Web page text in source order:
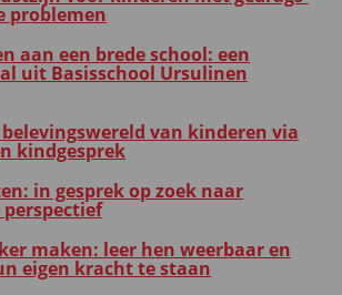
problemen
aan een brede school: een
uit Basisschool Ursulinen
van kinderen via
kindgesprek
in gesprek op zoek naar
maken: leer hen weerbaar en
eigen kracht te staan